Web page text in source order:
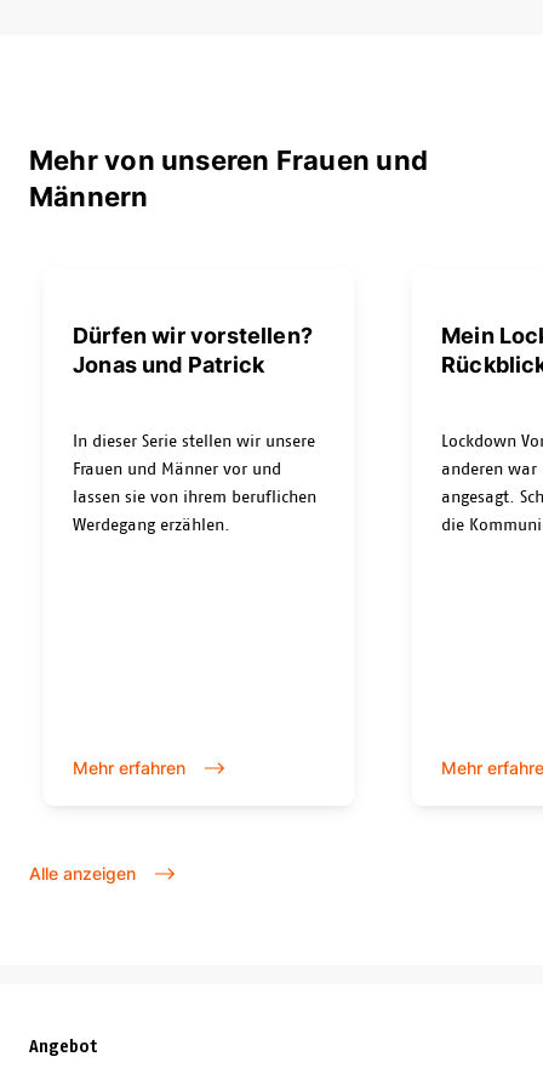
Mehr von unseren Frauen und
Männern
Dürfen wir vorstellen?
Jonas und Patrick
In dieser Serie stellen wir unsere
Frauen und Männer vor und
lassen sie von ihrem beruflichen
Werdegang erzählen.
Mehr erfahren
Mein
Lockdown
anderen war
angesagt.
die
Mehr
Alle anzeigen
Angebot